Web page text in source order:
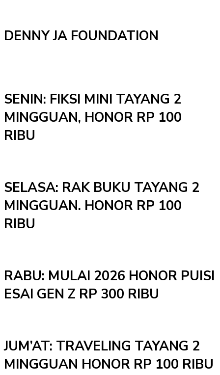
DENNY JA FOUNDATION
SENIN: FIKSI MINI TAYANG 2
MINGGUAN, HONOR RP 100
RIBU
SELASA: RAK BUKU TAYANG 2
MINGGUAN. HONOR RP 100
RIBU
RABU: MULAI 2026 HONOR PUISI
ESAI GEN Z RP 300 RIBU
JUM’AT: TRAVELING TAYANG 2
MINGGUAN HONOR RP 100 RIBU